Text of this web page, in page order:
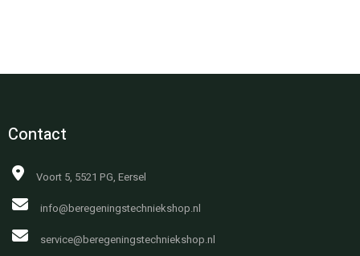
Contact
Voort 5, 5521 PG, Eersel
info@beregeningstechniekshop.nl
service@beregeningstechniekshop.nl